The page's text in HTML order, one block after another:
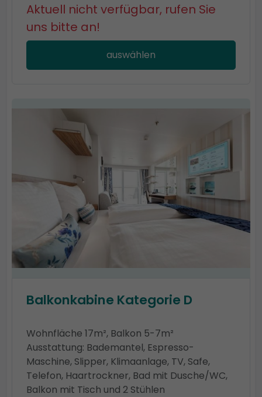
Aktuell nicht verfügbar, rufen Sie
uns bitte an!
auswählen
Balkonkabine Kategorie D
Wohnfläche 17m², Balkon 5-7m²
Ausstattung: Bademantel, Espresso-
Maschine, Slipper, Klimaanlage, TV, Safe,
Telefon, Haartrockner, Bad mit Dusche/WC,
Balkon mit Tisch und 2 Stühlen